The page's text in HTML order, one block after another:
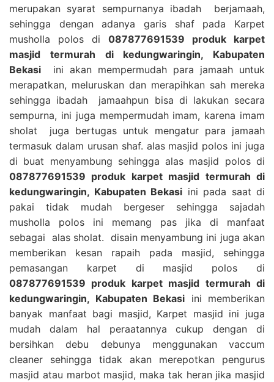
merupakan syarat sempurnanya ibadah berjamaah,
sehingga dengan adanya garis shaf pada Karpet
musholla polos di 087877691539 produk karpet
masjid termurah di kedungwaringin, Kabupaten
Bekasi ini akan mempermudah para jamaah untuk
merapatkan, meluruskan dan merapihkan sah mereka
sehingga ibadah jamaahpun bisa di lakukan secara
sempurna, ini juga mempermudah imam, karena imam
sholat juga bertugas untuk mengatur para jamaah
termasuk dalam urusan shaf. alas masjid polos ini juga
di buat menyambung sehingga alas masjid polos di
087877691539 produk karpet masjid termurah di
kedungwaringin, Kabupaten Bekasi ini pada saat di
pakai tidak mudah bergeser sehingga sajadah
musholla polos ini memang pas jika di manfaat
sebagai alas sholat. disain menyambung ini juga akan
memberikan kesan rapaih pada masjid, sehingga
pemasangan karpet di masjid polos di
087877691539 produk karpet masjid termurah di
kedungwaringin, Kabupaten Bekasi ini memberikan
banyak manfaat bagi masjid, Karpet masjid ini juga
mudah dalam hal peraatannya cukup dengan di
bersihkan debu debunya menggunakan vaccum
cleaner sehingga tidak akan merepotkan pengurus
masjid atau marbot masjid, maka tak heran jika masjid